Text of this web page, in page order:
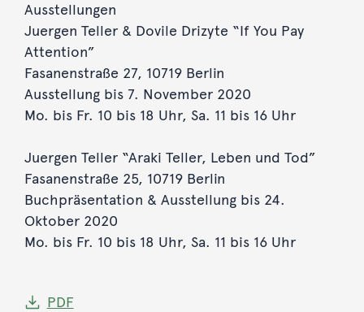
Ausstellungen
Juergen Teller & Dovile Drizyte “If You Pay
Attention”
Fasanenstraße 27, 10719 Berlin
Ausstellung bis 7. November 2020
Mo. bis Fr. 10 bis 18 Uhr, Sa. 11 bis 16 Uhr
Juergen Teller “Araki Teller, Leben und Tod”
Fasanenstraße 25, 10719 Berlin
Buchpräsentation & Ausstellung bis 24.
Oktober 2020
Mo. bis Fr. 10 bis 18 Uhr, Sa. 11 bis 16 Uhr
PDF